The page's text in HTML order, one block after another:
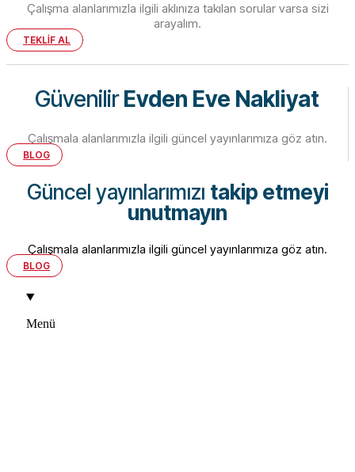
Çalışma alanlarımızla ilgili aklınıza takılan sorular varsa sizi
arayalım.
TEKLİF AL
GüvenilirEvden Eve Nakliyat
Çalışmala alanlarımızla ilgili güncel yayınlarımıza göz atın.
BLOG
Güncel yayınlarımızı takip etmeyi
unutmayın
Çalışmala alanlarımızla ilgili güncel yayınlarımıza göz atın.
BLOG
Menü